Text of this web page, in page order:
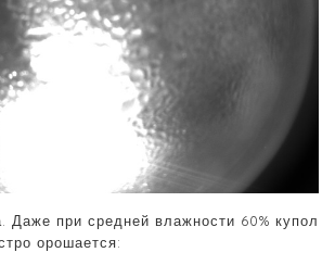
Даже при средней влажности 60% купол
орошается: